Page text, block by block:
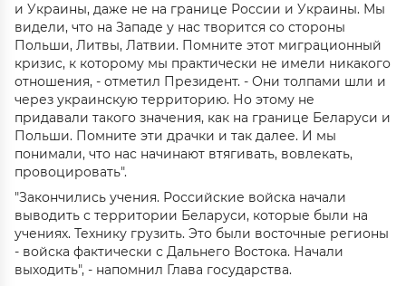
и Украины, даже не на границе России и Украины. Мы
видели, что на Западе у нас творится со стороны
Польши, Литвы, Латвии. Помните этот миграционный
кризис, к которому мы практически не имели никакого
отношения, - отметил Президент. - Они толпами шли и
через украинскую территорию. Но этому не
придавали такого значения, как на границе Беларуси и
Польши. Помните эти драчки и так далее. И мы
понимали, что нас начинают втягивать, вовлекать,
провоцировать".
"Закончились учения. Российские войска начали
выводить с территории Беларуси, которые были на
учениях. Технику грузить. Это были восточные регионы
- войска фактически с Дальнего Востока. Начали
выходить", - напомнил Глава государства.